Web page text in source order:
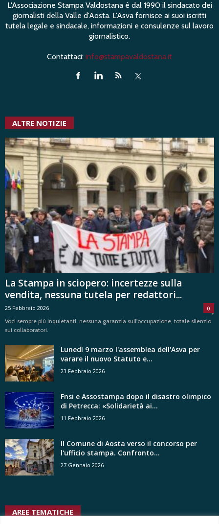
L'Associazione Stampa Valdostana è dal 1990 il sindacato dei
giornalisti della Valle d'Aosta. L'Asva fornisce ai suoi iscritti
tutela legale e sindacale, informazioni e consulenze sul lavoro
giornalistico.
Contattaci: info@stampavaldostana.it
ALTRE NOTIZIE
La Stampa in sciopero: incertezze sulla
vendita, nessuna tutela per redattori...
25 Febbraio 2026
0
Voci sempre più inquietanti, nessuna garanzia sull'occupazione, totale silenzio
sui collaboratori.
Lunedì 9 marzo l'assemblea dell'Asva per
varare il nuovo Statuto e...
23 Febbraio 2026
Fnsi e Assostampa dopo il disastro olimpico
di Petrecca: «Solidarietà ai...
11 Febbraio 2026
Il Comune di Aosta verso il concorso per
l'ufficio stampa. Confronto...
27 Gennaio 2026
AREE TEMATICHE